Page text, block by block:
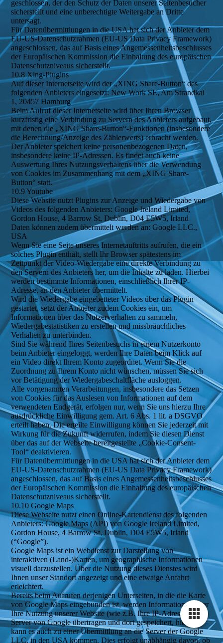
geschlossen, der den Schutz der Daten unserer Seitenbesucher
sicherstellt und eine unberechtigte Weitergabe an Dritte
untersagt.
Für Datenübermittlungen in die USA hat sich der Anbieter dem
EU-US-Datenschutzrahmen (EU-US Data Privacy Framework)
angeschlossen, das auf Basis eines Angemessenheitsbeschlusses
der Europäischen Kommission die Einhaltung des europäischen
Datenschutzniveaus sicherstellt.
10.8 Xing-Plugins
Auf dieser Internetseite wird der „XING Share-Button“ des
folgenden Anbieters eingesetzt: New Work SE, Am Strandkai
1, 20457 Hamburg
Beim Aufruf dieser Internetseite wird über Ihren Browser
kurzfristig eine Verbindung zu Servern des Anbieters aufgebaut,
mit denen die „XING Share-Button“-Funktionen (insbesondere
die Berechnung/Anzeige des Zählerwerts) erbracht werden.
Der Anbieter speichert keine personenbezogenen Daten,
insbesondere keine IP-Adressen. Es findet auch keine
Auswertung Ihres Nutzungsverhaltens über die Verwendung
von Cookies im Zusammenhang mit dem „XING Share-
Button“ statt.
10.9 Youtube
Diese Website nutzt Plugins zur Anzeige und Wiedergabe von
Videos des folgenden Anbieters: Google Ireland Limited,
Gordon House, 4 Barrow St, Dublin, D04 E5W5, Irland
Daten können zudem übermittelt werden an: Google LLC.,
USA
Wenn Sie eine Seite unseres Internetauftritts aufrufen, die ein
solches Plugin enthält, stellt Ihr Browser spätestens im
Zeitpunkt der Video-Wiedergabe eine direkte Verbindung zu
den Servern des Anbieters her, um die Inhalte zu laden. Hierbei
werden bestimmte Informationen, einschließlich Ihrer IP-
Adresse, an den Anbieter übermittelt.
Wird die Wiedergabe eingebetteter Videos über das Plugin
gestartet, setzt der Anbieter zudem Cookies ein, um
Informationen über das Nutzerverhalten zu sammeln,
Wiedergabestatistiken zu erstellen und missbräuchliches
Verhalten zu unterbinden.
Sind Sie während Ihres Seitenbesuchs in einem Nutzerkonto
beim Anbieter eingeloggt, werden Ihre Daten beim Klick auf
ein Video direkt Ihrem Konto zugeordnet. Wenn Sie die
Zuordnung zu Ihrem Konto nicht wünschen, müssen Sie sich
vor Betätigung der Wiedergabeschaltfläche ausloggen.
Alle vorgenannten Verarbeitungen, insbesondere das Setzen
von Cookies für das Auslesen von Informationen auf dem
verwendeten Endgerät, erfolgen nur, wenn Sie uns hierzu Ihre
ausdrückliche Einwilligung gem. Art. 6 Abs. 1 lit. a DSGVO
erteilt haben. Die erteilte Einwilligung können Sie jederzeit mit
Wirkung für die Zukunft widerrufen, indem Sie diesen Dienst
über das auf der Webseite bereitgestellte „Cookie-Consent-
Tool“ deaktivieren.
Für Datenübermittlungen in die USA hat sich der Anbieter dem
EU-US-Datenschutzrahmen (EU-US Data Privacy Framework)
angeschlossen, das auf Basis eines Angemessenheitsbeschlusses
der Europäischen Kommission die Einhaltung des europäischen
Datenschutzniveaus sicherstellt.
10.10 Google Maps
Diese Webseite nutzt einen Online-Kartendienst des folgenden
Anbieters: Google Maps (API) von Google Ireland Limited,
Gordon House, 4 Barrow St, Dublin, D04 E5W5, Irland
(“Google”).
Google Maps ist ein Webdienst zur Darstellung von
interaktiven (Land-)Karten, um geographische Informationen
visuell darzustellen. Über die Nutzung dieses Dienstes wird
Ihnen unser Standort angezeigt und eine etwaige Anfahrt
erleichtert.
Bereits beim Aufrufen derjenigen Unterseiten, in die die Karte
von Google Maps eingebunden ist, werden Informationen über
Ihre Nutzung unserer Website (wie z.B. Ihre IP-Adresse) an
Server von Google übertragen und dort gespeichert, hierbei
kann es auch zu einer Übermittlung an die Server der Google
LLC. in den USA kommen. Dies erfolgt unabhängig davon, ob